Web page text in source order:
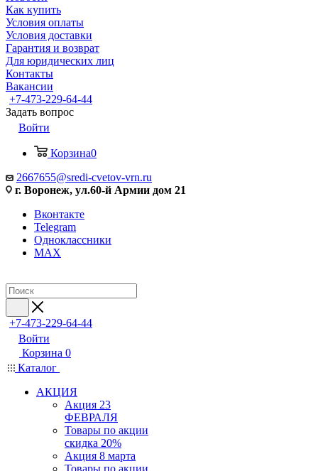
Как купить
Условия оплаты
Условия доставки
Гарантия и возврат
Для юридических лиц
Контакты
Вакансии
+7-473-229-64-44
Задать вопрос
Войти
Корзина0
2667655@sredi-cvetov-vrn.ru
г. Воронеж, ул.60-й Армии дом 21
Вконтакте
Telegram
Одноклассники
MAX
+7-473-229-64-44
Войти
Корзина 0
Каталог
АКЦИЯ
Акция 23
ФЕВРАЛЯ
Товары по акции
скидка 20%
Акция 8 марта
Товары по акции